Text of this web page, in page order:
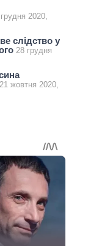
2020,
слідство у
28 грудня
21 жовтня 2020,